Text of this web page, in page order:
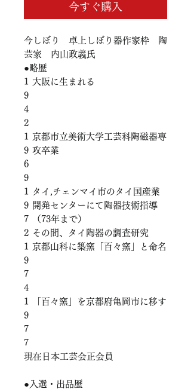
今すぐ購入
今しぼり 卓上しぼり器作家枠 陶
芸家 内山政義氏
●略歴
1
9
4
2
大阪に生まれる
1
9
6
9
京都市立美術大学工芸科陶磁器専
攻卒業
1
9
7
2
タイ,チェンマイ市のタイ国産業
開発センターにて陶器技術指導
（73年まで）
その間、タイ陶器の調査研究
1
9
7
4
京都山科に築窯「百々窯」と命名
1
9
7
7
「百々窯」を京都府亀岡市に移す
現在日本工芸会正会員
●入選・出品歴